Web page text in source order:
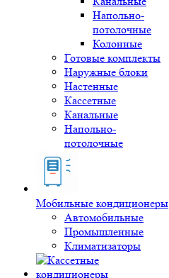
Напольно-
потолочные
Колонные
Готовые комплекты
Наружные блоки
Настенные
Кассетные
Канальные
Напольно-
потолочные
Мобильные кондиционеры
Автомобильные
Промышленные
Климатизаторы